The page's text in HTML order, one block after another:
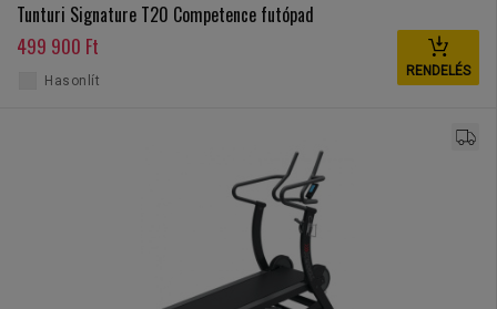
Tunturi Signature T20 Competence futópad
499 900 Ft
RENDELÉS
Hasonlít